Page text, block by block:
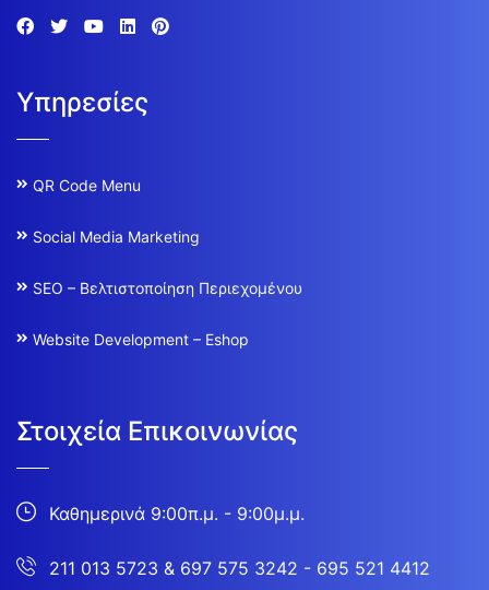
Υπηρεσίες
QR Code Menu
Social Media Marketing
SEO – Βελτιστοποίηση Περιεχομένου
Website Development – Eshop
Στοιχεία Επικοινωνίας
Καθημερινά 9:00π.μ. - 9:00μ.μ.
211 013 5723 & 697 575 3242 - 695 521 4412